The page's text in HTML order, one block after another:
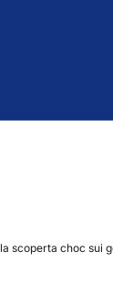
scoperta choc sui